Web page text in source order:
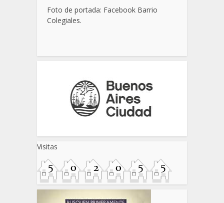
Foto de portada: Facebook Barrio
Colegiales.
Visitas